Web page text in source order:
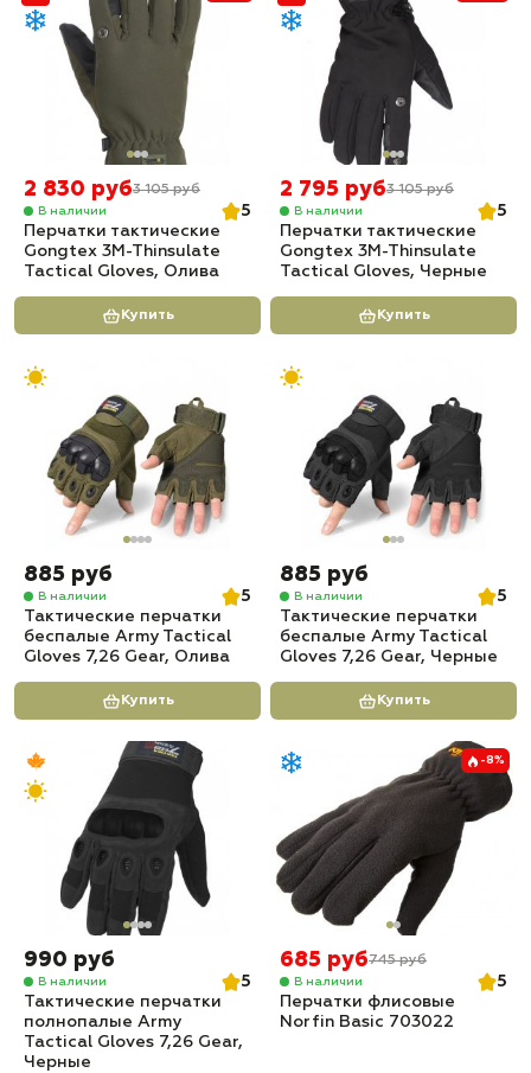
2 830 руб3 105 руб
В наличии
5
Перчатки тактические
Gongtex 3M-Thinsulate
Tactical Gloves, Олива
Купить
2 795 руб3 105 руб
В наличии
5
Перчатки тактические
Gongtex 3M-Thinsulate
Tactical Gloves, Черные
Купить
885 руб
В наличии
5
Тактические перчатки
беспалые Army Tactical
Gloves 7,26 Gear, Олива
Купить
885 руб
В наличии
5
Тактические перчатки
беспалые Army Tactical
Gloves 7,26 Gear, Черные
Купить
990 руб
В наличии
5
Тактические перчатки
полнопалые Army
Tactical Gloves 7,26 Gear,
Черные
-8%
685 руб745 руб
В наличии
5
Перчатки флисовые
Norfin Basic 703022